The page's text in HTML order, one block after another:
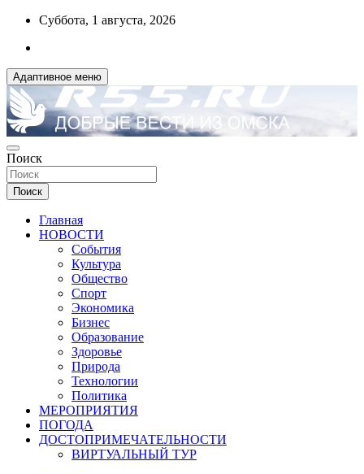
Перейти
содержимому
Суббота, 1 августа, 2026
Адаптивное меню
R55.RU
ДОБРЫЕ ВЕСТИ ИЗ ОМСКА
Поиск
Поиск
Главная
НОВОСТИ
События
Культура
Общество
Спорт
Экономика
Бизнес
Образование
Здоровье
Природа
Технологии
Политика
МЕРОПРИЯТИЯ
ПОГОДА
ДОСТОПРИМЕЧАТЕЛЬНОСТИ
ВИРТУАЛЬНЫЙ ТУР